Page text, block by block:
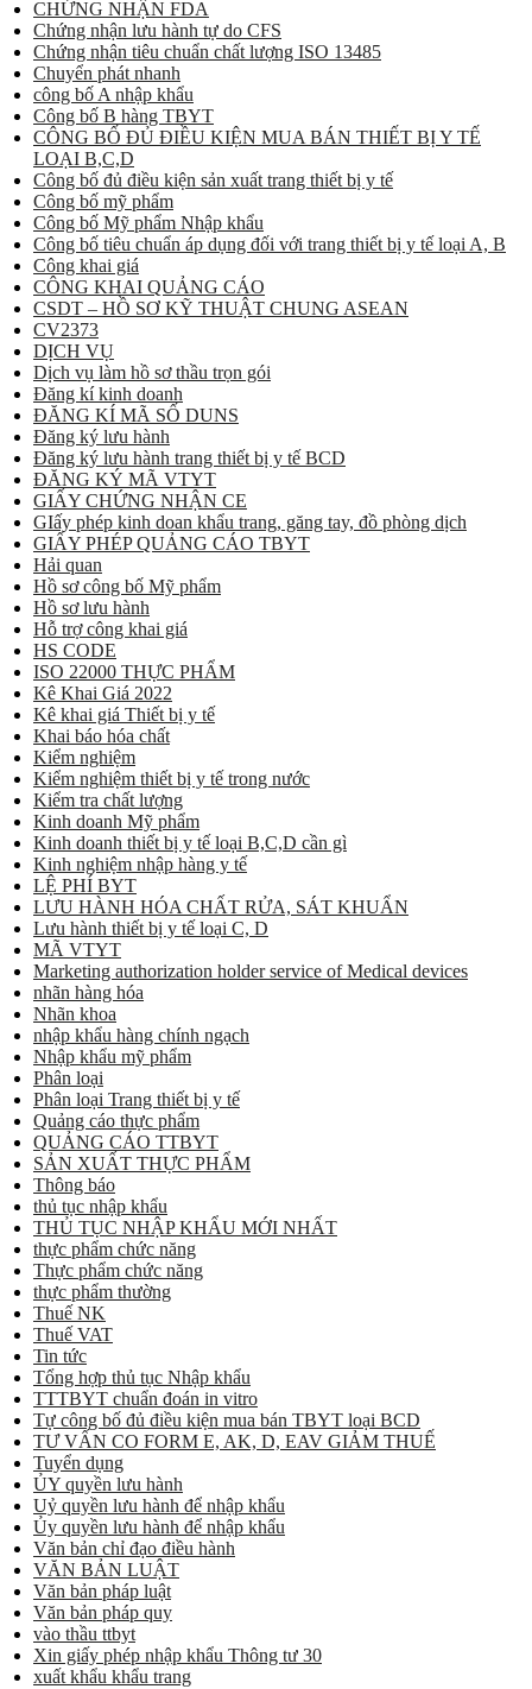
CHỨNG NHẬN FDA
Chứng nhận lưu hành tự do CFS
Chứng nhận tiêu chuẩn chất lượng ISO 13485
Chuyển phát nhanh
công bố A nhập khẩu
Công bố B hàng TBYT
CÔNG BỐ ĐỦ ĐIỀU KIỆN MUA BÁN THIẾT BỊ Y TẾ
LOẠI B,C,D
Công bố đủ điều kiện sản xuất trang thiết bị y tế
Công bố mỹ phẩm
Công bố Mỹ phẩm Nhập khẩu
Công bố tiêu chuẩn áp dụng đối với trang thiết bị y tế loại A, B
Công khai giá
CÔNG KHAI QUẢNG CÁO
CSDT – HỒ SƠ KỸ THUẬT CHUNG ASEAN
CV2373
DỊCH VỤ
Dịch vụ làm hồ sơ thầu trọn gói
Đăng kí kinh doanh
ĐĂNG KÍ MÃ SỐ DUNS
Đăng ký lưu hành
Đăng ký lưu hành trang thiết bị y tế BCD
ĐĂNG KÝ MÃ VTYT
GIẤY CHỨNG NHẬN CE
GIấy phép kinh doan khẩu trang, găng tay, đồ phòng dịch
GIẤY PHÉP QUẢNG CÁO TBYT
Hải quan
Hồ sơ công bố Mỹ phẩm
Hồ sơ lưu hành
Hỗ trợ công khai giá
HS CODE
ISO 22000 THỰC PHẨM
Kê Khai Giá 2022
Kê khai giá Thiết bị y tế
Khai báo hóa chất
Kiểm nghiệm
Kiểm nghiệm thiết bị y tế trong nước
Kiểm tra chất lượng
Kinh doanh Mỹ phẩm
Kinh doanh thiết bị y tế loại B,C,D cần gì
Kinh nghiệm nhập hàng y tế
LỆ PHÍ BYT
LƯU HÀNH HÓA CHẤT RỬA, SÁT KHUẨN
Lưu hành thiết bị y tế loại C, D
MÃ VTYT
Marketing authorization holder service of Medical devices
nhãn hàng hóa
Nhãn khoa
nhập khẩu hàng chính ngạch
Nhập khẩu mỹ phẩm
Phân loại
Phân loại Trang thiết bị y tế
Quảng cáo thực phẩm
QUẢNG CÁO TTBYT
SẢN XUẤT THỰC PHẨM
Thông báo
thủ tục nhập khẩu
THỦ TỤC NHẬP KHẨU MỚI NHẤT
thực phẩm chức năng
Thực phẩm chức năng
thực phẩm thường
Thuế NK
Thuế VAT
Tin tức
Tổng hợp thủ tục Nhập khẩu
TTTBYT chuẩn đoán in vitro
Tự công bố đủ điều kiện mua bán TBYT loại BCD
TƯ VẤN CO FORM E, AK, D, EAV GIẢM THUẾ
Tuyển dụng
ỦY quyền lưu hành
Uỷ quyền lưu hành để nhập khẩu
Ủy quyền lưu hành để nhập khẩu
Văn bản chỉ đạo điều hành
VĂN BẢN LUẬT
Văn bản pháp luật
Văn bản pháp quy
vào thầu ttbyt
Xin giấy phép nhập khẩu Thông tư 30
xuất khẩu khẩu trang